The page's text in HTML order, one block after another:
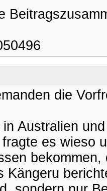
die
Australien
es wieso
Kängeru